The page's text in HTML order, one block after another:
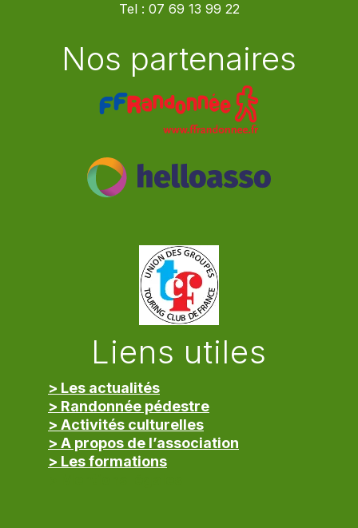
Tel : 07 69 13 99 22
Nos partenaires
Liens utiles
> Les actualités
> Randonnée pédestre
> Activités culturelles
> A propos de l’association
> Les formations